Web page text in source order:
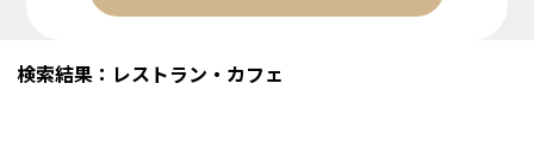
検索結果：レストラン・カフェ